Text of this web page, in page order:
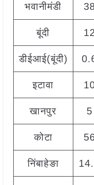
भवानीमंडी
बूंदी 12
डीईआई(बूंदी)
इटावा
खानपुर 5
कोटा
निंबाहेङा